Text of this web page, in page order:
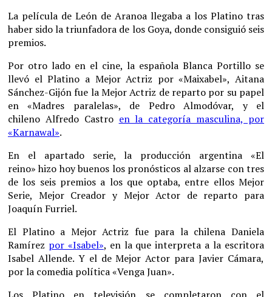
La película de León de Aranoa llegaba a los Platino tras
haber sido la triunfadora de los Goya, donde consiguió seis
premios.
Por otro lado en el cine, la española Blanca Portillo se
llevó el Platino a Mejor Actriz por «Maixabel», Aitana
Sánchez-Gijón fue la Mejor Actriz de reparto por su papel
en «Madres paralelas», de Pedro Almodóvar, y el
chileno Alfredo Castro en la categoría masculina, por
«Karnawal».
En el apartado serie, la producción argentina «El
reino» hizo hoy buenos los pronósticos al alzarse con tres
de los seis premios a los que optaba, entre ellos Mejor
Serie, Mejor Creador y Mejor Actor de reparto para
Joaquín Furriel.
El Platino a Mejor Actriz fue para la chilena Daniela
Ramírez por «Isabel», en la que interpreta a la escritora
Isabel Allende. Y el de Mejor Actor para Javier Cámara,
por la comedia política «Venga Juan».